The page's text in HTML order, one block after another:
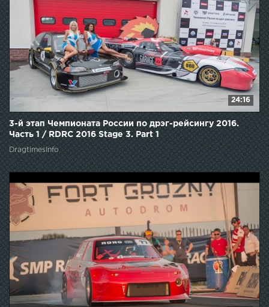
24:16
3-й этап Чемпионата России по дрэг-рейсингу 2016.
Часть 1 / RDRC 2016 Stage 3. Part 1
DragtimesInfo